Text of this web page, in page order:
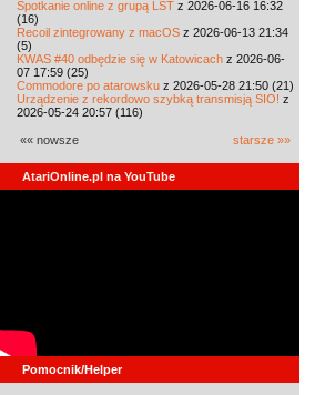
Spotkanie online z grupą LST z 2026-06-16 16:32
(16)
Recoil zintegrowany z macOS z 2026-06-13 21:34
(5)
KWAS #40 odbędzie się w Katowicach z 2026-06-
07 17:59 (25)
Commodore po atarowsku z 2026-05-28 21:50 (21)
Urządzenie z rekordowo szybką transmisją SIO! z
2026-05-24 20:57 (116)
«« nowsze starsze »»
AtariOnline.pl na YouTube
Pomocnik/Helper